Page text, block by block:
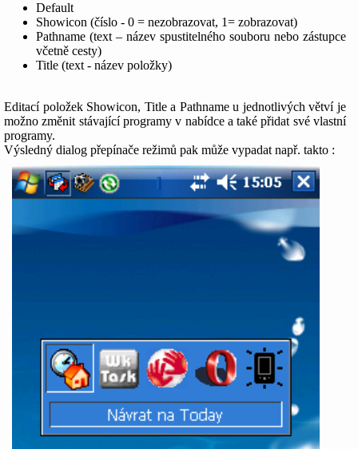
Default
Showicon (číslo - 0 = nezobrazovat, 1= zobrazovat)
Pathname (text – název spustitelného souboru nebo zástupce
včetně cesty)
Title (text - název položky)
Editací položek Showicon, Title a Pathname u jednotlivých větví je
možno změnit stávající programy v nabídce a také přidat své vlastní
programy.
Výsledný dialog přepínače režimů pak může vypadat např. takto :